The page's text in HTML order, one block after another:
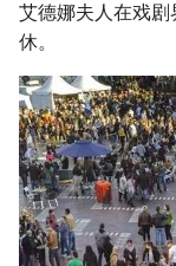
艾德娜夫人在戏
休。